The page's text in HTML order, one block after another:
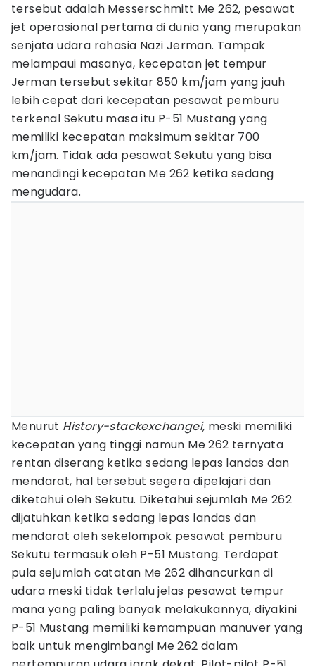
tersebut adalah Messerschmitt Me 262, pesawat
jet operasional pertama di dunia yang merupakan
senjata udara rahasia Nazi Jerman. Tampak
melampaui masanya, kecepatan jet tempur
Jerman tersebut sekitar 850 km/jam yang jauh
lebih cepat dari kecepatan pesawat pemburu
terkenal Sekutu masa itu P-51 Mustang yang
memiliki kecepatan maksimum sekitar 700
km/jam. Tidak ada pesawat Sekutu yang bisa
menandingi kecepatan Me 262 ketika sedang
mengudara.
Menurut History-stackexchangei, meski memiliki
kecepatan yang tinggi namun Me 262 ternyata
rentan diserang ketika sedang lepas landas dan
mendarat, hal tersebut segera dipelajari dan
diketahui oleh Sekutu. Diketahui sejumlah Me 262
dijatuhkan ketika sedang lepas landas dan
mendarat oleh sekelompok pesawat pemburu
Sekutu termasuk oleh P-51 Mustang. Terdapat
pula sejumlah catatan Me 262 dihancurkan di
udara meski tidak terlalu jelas pesawat tempur
mana yang paling banyak melakukannya, diyakini
P-51 Mustang memiliki kemampuan manuver yang
baik untuk mengimbangi Me 262 dalam